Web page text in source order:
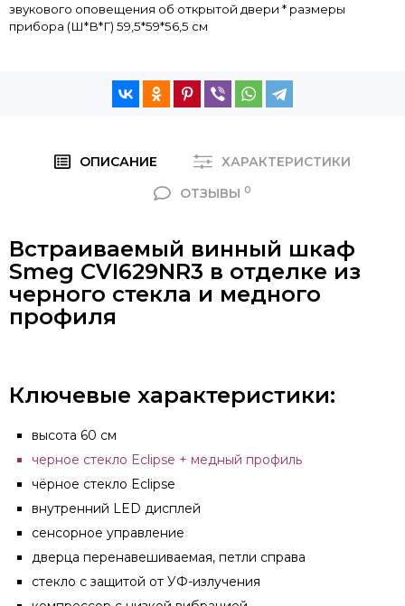
звукового оповещения об открытой двери * размеры
прибора (Ш*В*Г) 59,5*59*56,5 см
ОПИСАНИЕ
ХАРАКТЕРИСТИКИ
ОТЗЫВЫ 0
Встраиваемый винный шкаф
Smeg CVI629NR3 в отделке из
черного стекла и медного
профиля
Ключевые характеристики:
высота 60 см
черное стекло Eclipse + медный профиль
чёрное стекло Eclipse
внутренний LED дисплей
сенсорное управление
дверца перенавешиваемая, петли справа
стекло с защитой от УФ-излучения